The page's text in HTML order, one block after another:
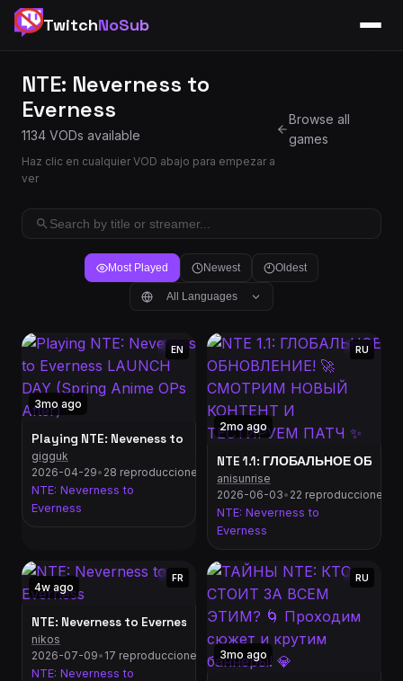
TwitchNoSub
NTE: Neverness to
Everness
1134 VODs available
Haz clic en cualquier VOD abajo para empezar a
ver
Browse all
games
Most Played Newest Oldest
All Languages
3mo ago
EN
Playing NTE: Neveness to Everness LAUNCH DAY (Spring
gigguk
2026-04-29• 28 reproducciones
NTE: Neverness to
Everness
2mo ago
RU
NTE 1.1: ГЛОБАЛЬНОЕ
anisunrise
2026-06-03• 22 reproducciones
NTE: Neverness to
Everness
4w ago
FR
NTE: Neverness to Everness
nikos
2026-07-09• 17 reproducciones
NTE: Neverness to
3mo ago
RU